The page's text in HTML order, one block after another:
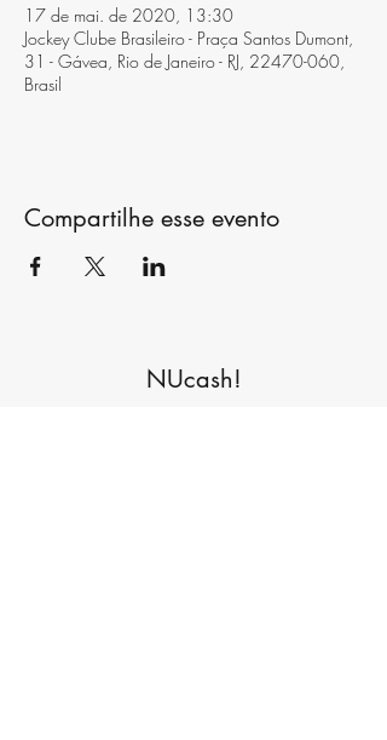
17 de mai. de 2020, 13:30
Jockey Clube Brasileiro - Praça Santos Dumont,
31 - Gávea, Rio de Janeiro - RJ, 22470-060,
Brasil
Compartilhe esse evento
NUcash!